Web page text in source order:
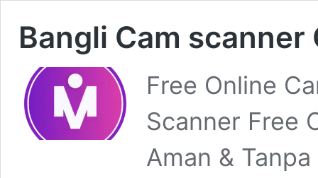
Bangli Cam scanner
Free Online
Scanner Free
Aman &